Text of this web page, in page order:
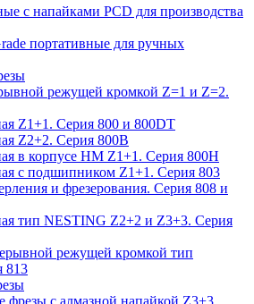
с напайками PCD для производства
портативные для ручных
режущей кромкой Z=1 и Z=2.
Z1+1. Серия 800 и 800DT
Z2+2. Серия 800B
в корпусе НМ Z1+1. Серия 800H
с подшипником Z1+1. Серия 803
и фрезерования. Серия 808 и
тип NESTING Z2+2 и Z3+3. Серия
режущей кромкой тип
813
фрезы с алмазной напайкой Z3+3.